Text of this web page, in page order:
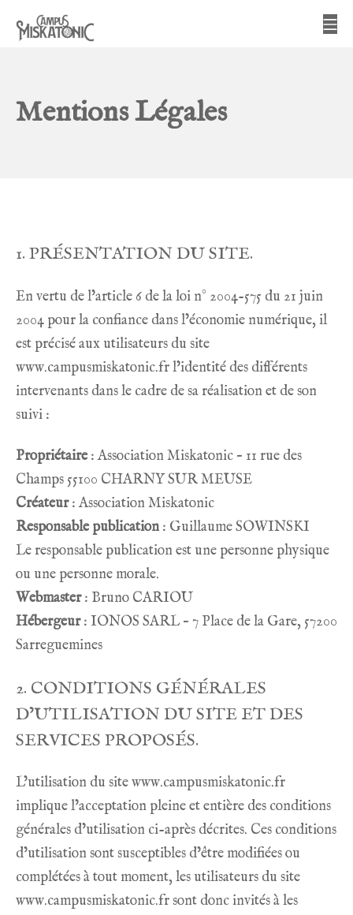
contenu
Campus Miskatonic
Mentions Légales
1. PRÉSENTATION DU SITE.
En vertu de l’article 6 de la loi n° 2004-575 du 21 juin
2004 pour la confiance dans l’économie numérique, il
est précisé aux utilisateurs du site
www.campusmiskatonic.frl’identité des différents
intervenants dans le cadre de sa réalisation et de son
suivi :
Propriétaire: Association Miskatonic – 11 rue des
Champs 55100 CHARNY SUR MEUSE
Créateur:Association Miskatonic
Responsable publication : Guillaume SOWINSKI
Le responsable publication est une personne physique
ou une personne morale.
Webmaster: Bruno CARIOU
Hébergeur: IONOS SARL – 7 Place de la Gare, 57200
Sarreguemines
2. CONDITIONS GÉNÉRALES
D’UTILISATION DU SITE ET DES
SERVICES PROPOSÉS.
L’utilisation du sitewww.campusmiskatonic.fr
implique l’acceptation pleine et entière des conditions
générales d’utilisation ci-après décrites. Ces conditions
d’utilisation sont susceptibles d’être modifiées ou
complétées à tout moment, les utilisateurs du site
www.campusmiskatonic.frsont donc invités à les